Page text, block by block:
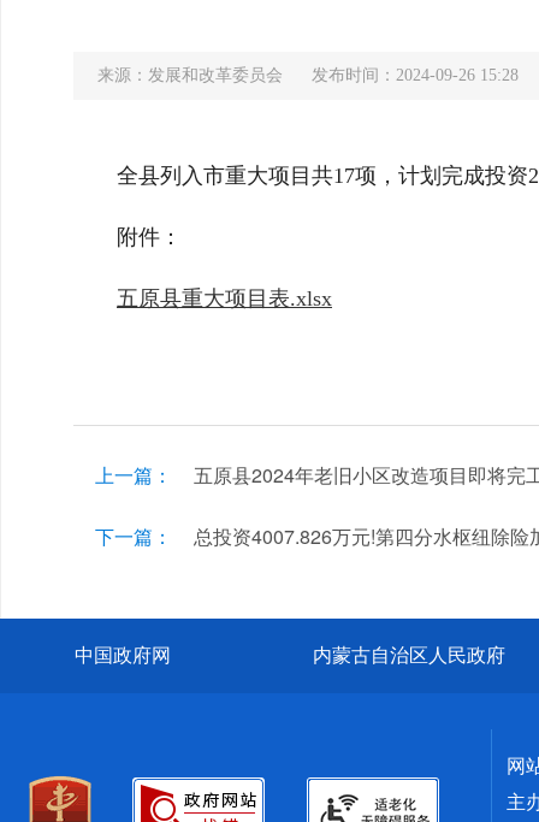
来源：发展和改革委员会 发布时间：2024-09-26 15:28
全县列入市重大项目共17项，计划完成投
附件：
五原县重大项目表.xlsx
上一篇： 五原县2024年老旧小区改造项目即将完
下一篇： 总投资4007.826万元!第四分水枢纽除险
中国政府网 内蒙古自治区人民政府
网
主